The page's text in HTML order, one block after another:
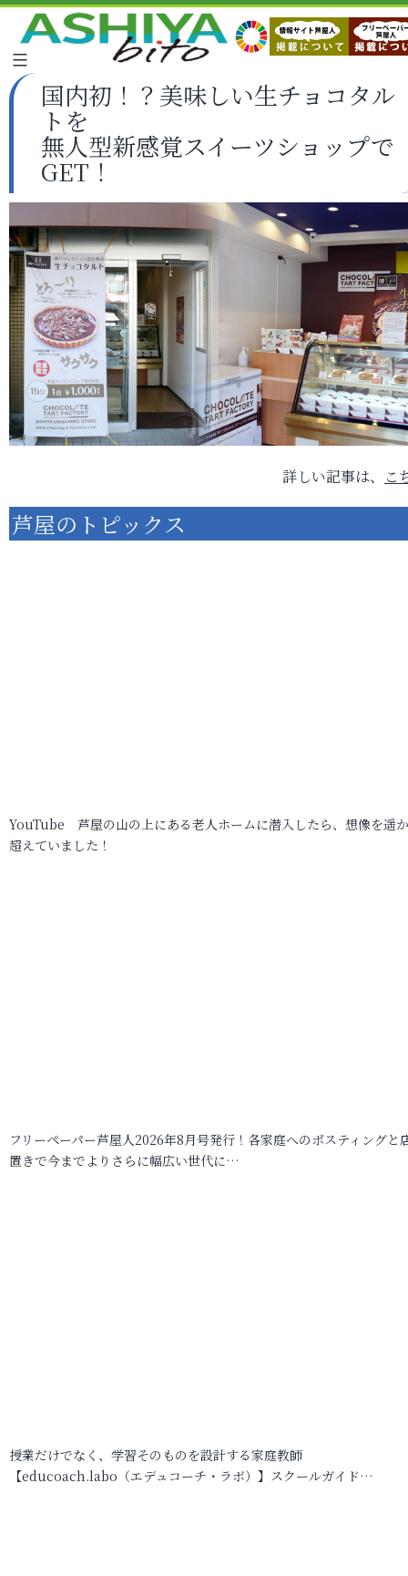
国内初！？美味しい生チョコタル
トを
無人型新感覚スイーツショップで
GET！
詳しい記事は、 こ
芦屋のトピックス
YouTube 芦屋の山の上にある老人ホームに潜入したら、想像を遥
超えていました！
フリーペーパー芦屋人2026年8月号発行！各家庭へのポスティングと
置きで今までよりさらに幅広い世代に…
授業だけでなく、学習そのものを設計する家庭教師
【educoach.labo（エデュコーチ・ラボ）】スクールガイド…